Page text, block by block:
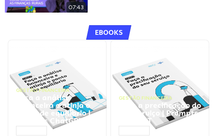
07:43
EBOOKS
GESTÃO FINANCEIRA
Faça a análise
financeira e atinja o
ponto de equilíbrio |
Prompts ChatGPT
GESTÃO FINANCEIRA
Faça a precificação do
seu serviço | Prompts
ChatGPT